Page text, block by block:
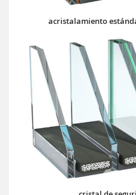
acristalamiento